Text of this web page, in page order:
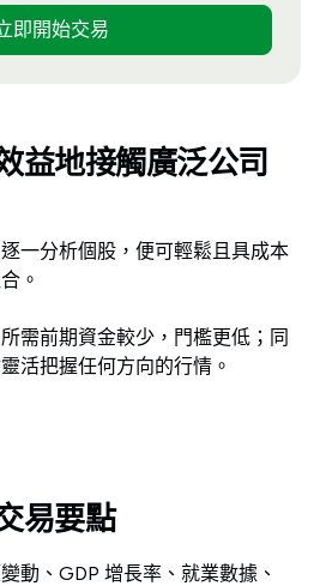
即開始交易
益地接觸廣泛公司
一分析個股，便可輕鬆且具成本
。
需前期資金較少，門檻更低；同
活把握任何方向的行情。
易要點
動、GDP 增長率、就業數據、